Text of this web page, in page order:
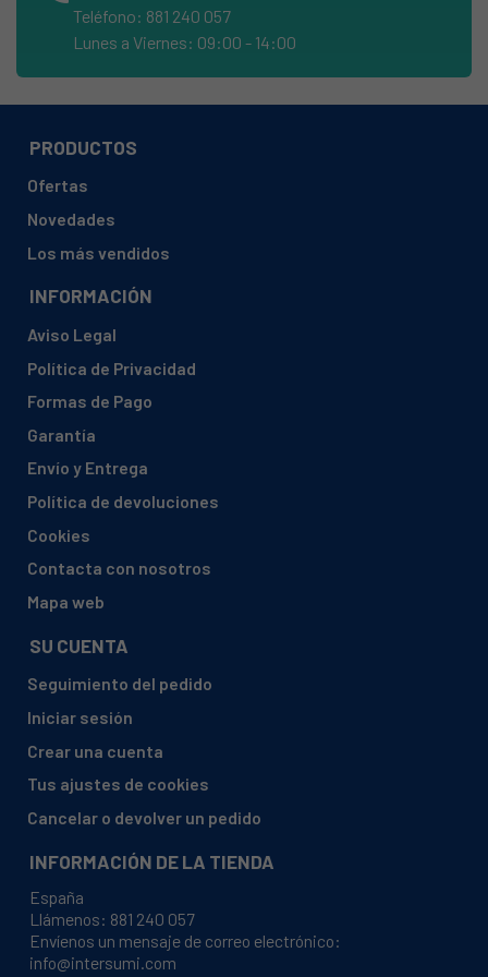
ZANUSSI, IZZIW 9118880490
ZANUSSI, IZZIW 9118880512
ZANUSSI, IZZIW 9118880561
ZANUSSI, IZZIW 9118880701
ZANUSSI, DA2152
Teléfono: 881 240 057
Lunes a Viernes: 09:00 - 14:00
PRODUCTOS
Ofertas
Novedades
Los más vendidos
INFORMACIÓN
Aviso Legal
Política de Privacidad
Formas de Pago
Garantía
Envío y Entrega
Política de devoluciones
Cookies
Contacta con nosotros
Mapa web
SU CUENTA
Seguimiento del pedido
Iniciar sesión
Crear una cuenta
Tus ajustes de cookies
Cancelar o devolver un pedido
INFORMACIÓN DE LA TIENDA
España
Llámenos: 881 240 057
Envíenos un mensaje de correo electrónico:
info@intersumi.com